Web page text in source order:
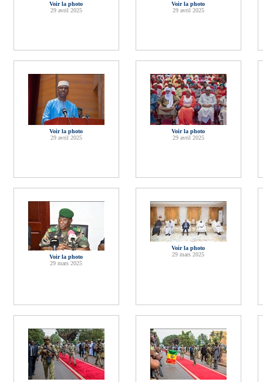
Voir la photo
29 avril 2025
Voir la photo
29 avril 2025
Voir la photo
29 avril 2025
Voir la photo
29 avril 2025
Voir la photo
29 mars 2025
Voir la photo
29 mars 2025